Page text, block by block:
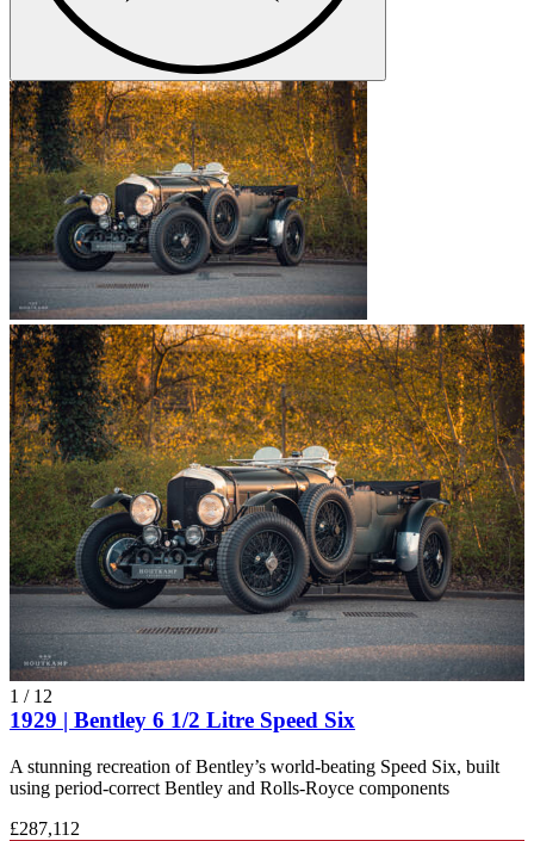
1 / 12
1929 | Bentley 6 1/2 Litre Speed Six
A stunning recreation of Bentley’s world-beating Speed Six, built
using period-correct Bentley and Rolls-Royce components
£287,112